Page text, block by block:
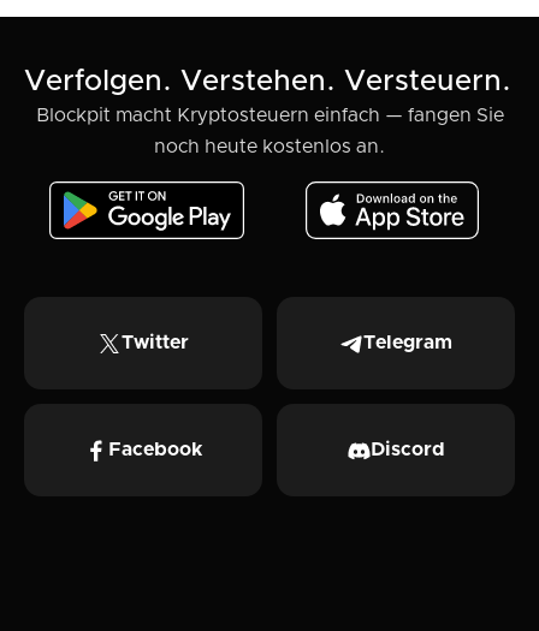
Verfolgen. Verstehen. Versteuern.
Blockpit macht Kryptosteuern einfach — fangen Sie
noch heute kostenlos an.
Twitter Telegram
Facebook Discord